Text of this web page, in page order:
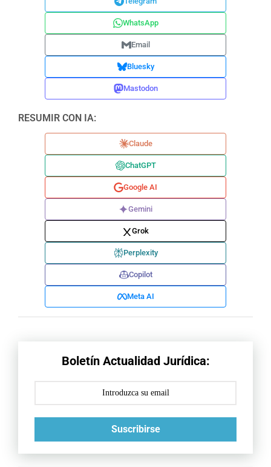
WhatsApp
Email
Bluesky
Mastodon
RESUMIR CON IA:
Claude
ChatGPT
Google AI
Gemini
Grok
Perplexity
Copilot
Meta AI
Boletín Actualidad Jurídica:
Suscribirse